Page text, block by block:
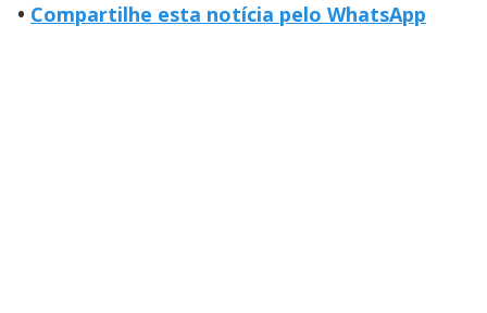
• Compartilhe esta notícia pelo WhatsApp